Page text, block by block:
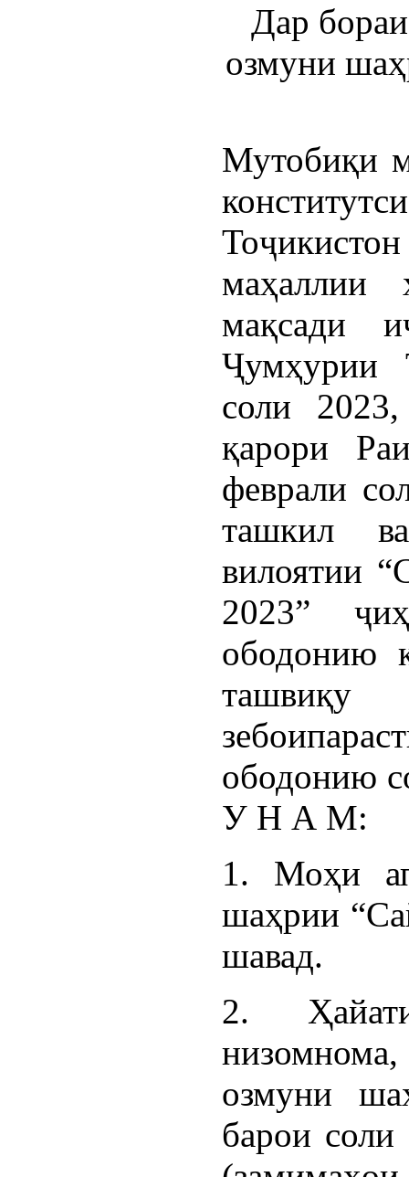
Дар
озмуни
Мутобиқи
маҳаллии
мақсади
Ҷумҳурии
соли
қарори
феврали
ташкил
вилоятии
2023”
ободонию
ободонию
У Н А М:
1. Моҳи
шаҳрии
шавад.
2.
озмуни
барои соли